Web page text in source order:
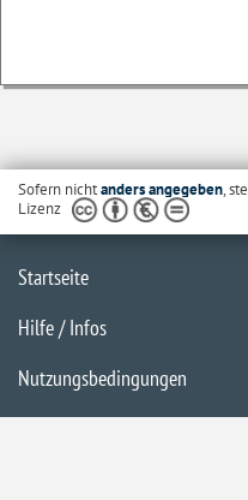
Sofern nichtanders angegeben,
Lizenz
Startseite
Hilfe / Infos
Nutzungsbedingungen